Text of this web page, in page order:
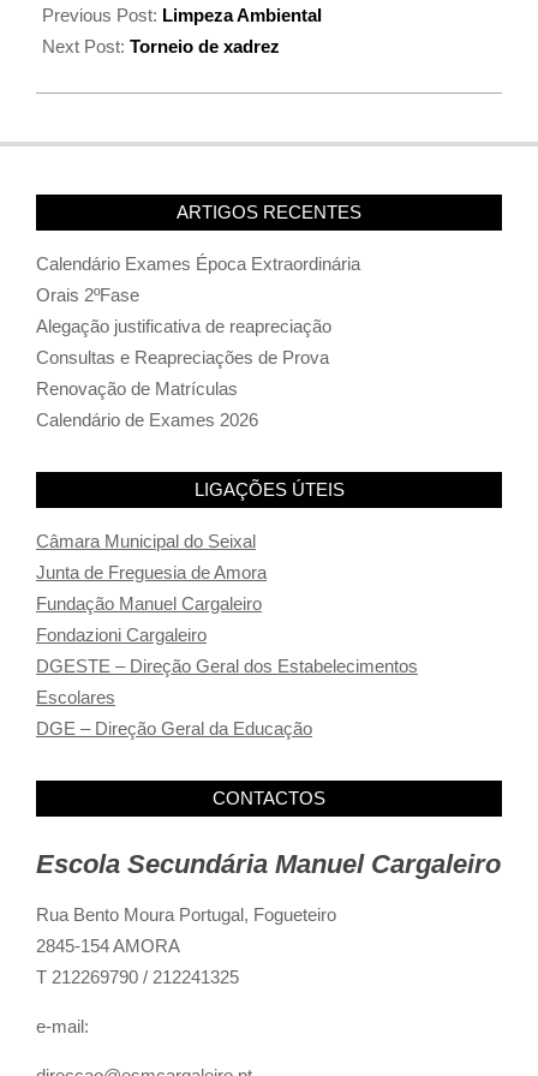
Previous Post: Limpeza Ambiental
Next Post: Torneio de xadrez
ARTIGOS RECENTES
Calendário Exames Época Extraordinária
Orais 2ºFase
Alegação justificativa de reapreciação
Consultas e Reapreciações de Prova
Renovação de Matrículas
Calendário de Exames 2026
LIGAÇÕES ÚTEIS
Câmara Municipal do Seixal
Junta de Freguesia de Amora
Fundação Manuel Cargaleiro
Fondazioni Cargaleiro
DGESTE – Direção Geral dos Estabelecimentos
Escolares
DGE – Direção Geral da Educação
CONTACTOS
Escola Secundária Manuel Cargaleiro
Rua Bento Moura Portugal, Fogueteiro
2845-154 AMORA
T 212269790 / 212241325
e-mail: